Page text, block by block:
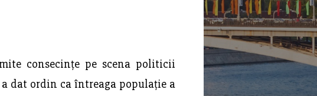
consecințe pe scena politicii
dat ordin ca întreaga populație a